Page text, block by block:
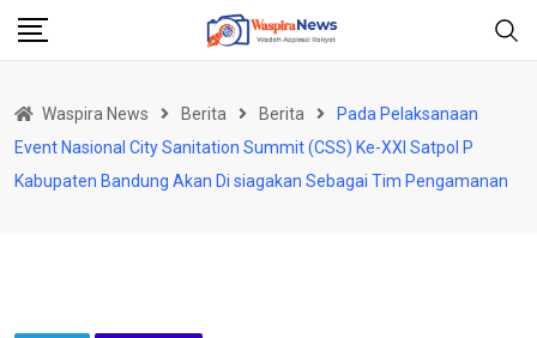
Skip
Waspira News Berita Berita
Pada Pelaksanaan
Event Nasional City Sanitation Summit (CSS) Ke-XXI Satpol P
Kabupaten Bandung Akan Di siagakan Sebagai Tim Pengamanan